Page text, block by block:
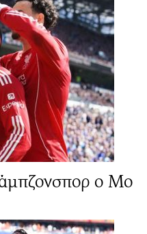
ο Μο